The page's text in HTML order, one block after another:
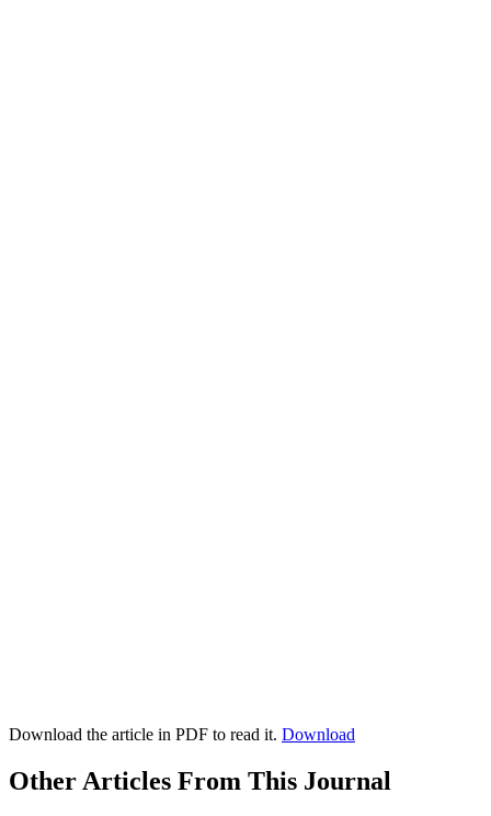
Download the article in PDF to read it. Download
Other Articles From This Journal